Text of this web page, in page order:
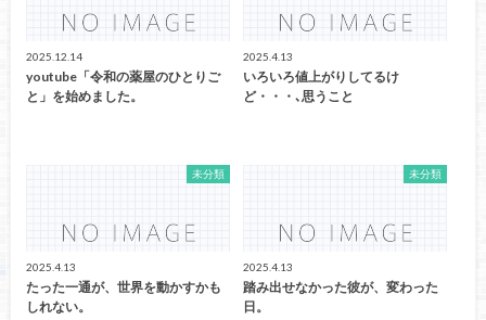
2025.12.14
youtube「令和の薬屋のひとりご
と」を始めました。
2025.4.13
いろいろ値上がりしてるけ
ど・・・､思うこと
未分類
2025.4.13
たった一通が、世界を動かすかも
しれない。
未分類
2025.4.13
踏み出せなかった彼が、変わった
日。